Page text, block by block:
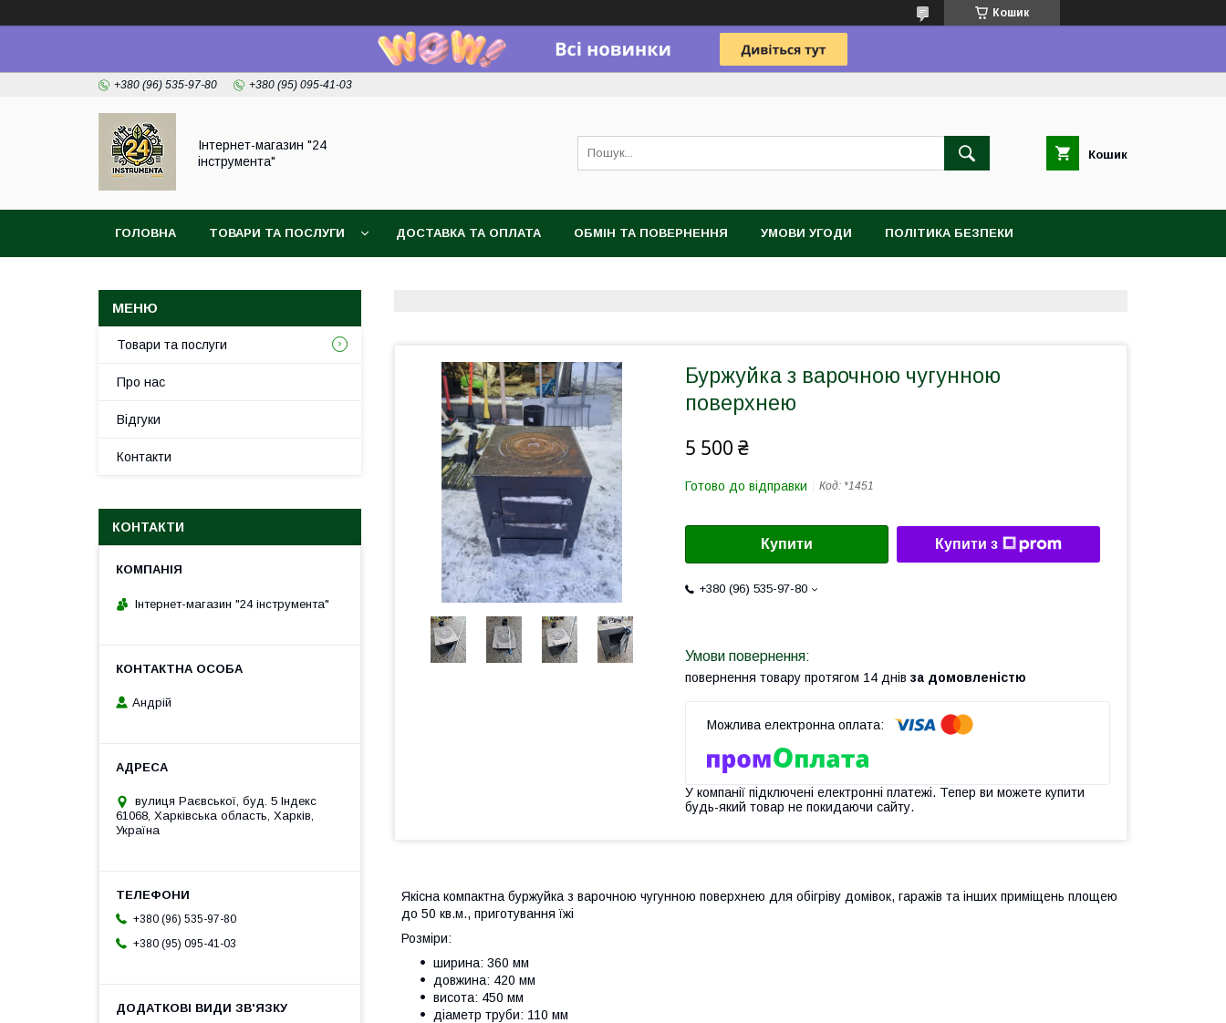
Кошик
+380 (96) 535-97-80 +380 (95) 095-41-03
Інтернет-магазин "24
інструмента"
Кошик
ГОЛОВНА ТОВАРИ ТА ПОСЛУГИ ДОСТАВКА ТА ОПЛАТА ОБМІН ТА ПОВЕРНЕННЯ УМОВИ УГОДИ ПОЛІТИКА БЕЗПЕКИ
Буржуйка з варочною чугунною
поверхнею
5 500 ₴
Готово до відправки Код: *1451
Купити Купити з
+380 (96) 535-97-80
повернення товару протягом 14 днів за домовленістю
У компанії підключені електронні платежі. Тепер ви можете купити
будь-який товар не покидаючи сайту.
Якісна компактна буржуйка з варочною чугунною поверхнею для обігріву домівок, гаражів та інших приміщень площею
до 50 кв.м., приготування їжі
Розміри:
ширина: 360 мм
довжина: 420 мм
висота: 450 мм
діаметр труби: 110 мм
Товари та послуги
Про нас
Відгуки
Контакти
КОНТАКТИ
Інтернет-магазин "24 інструмента"
Андрій
вулиця Раєвської, буд. 5 Індекс
61068, Харківська область, Харків,
Україна
+380 (96) 535-97-80
+380 (95) 095-41-03